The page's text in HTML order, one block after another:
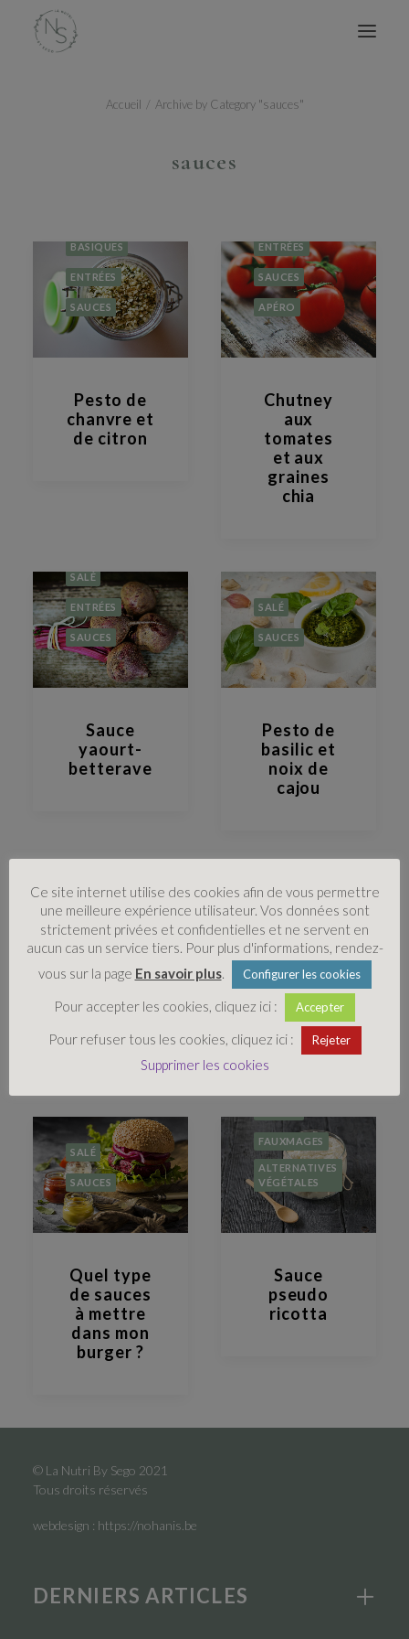
AVIS
À PROPOS
RECHERCHE
Accueil Archive by Category "sauces"
sauces
BASIQUES
ENTRÉES
SAUCES
Pesto de
chanvre et
de citron
ENTRÉES
SAUCES
APÉRO
Chutney
aux
tomates
et aux
graines
chia
SALÉ
ENTRÉES
SAUCES
Sauce
yaourt-
betterave
SALÉ
SAUCES
Pesto de
basilic et
noix de
cajou
SALÉ
SAUCES
Sauce
cheddar
BASIQUES
SAUCES
Vinaigrett
e maison
SALÉ
SAUCES
Quel type
de sauces
à mettre
dans mon
burger ?
FAUXMAGES
ALTERNATIVES
VÉGÉTALES
Sauce
pseudo
ricotta
© La Nutri By Sego 2021
Tous droits réservés
webdesign : https://nohanis.be
DERNIERS ARTICLES
Ce site internet utilise des cookies afin de vous permettre
une meilleure expérience utilisateur. Vos données sont
strictement privées et confidentielles et ne servent en
aucun cas un service tiers. Pour plus d'informations, rendez-
vous sur la page En savoir plus. Configurer les cookies
Pour accepter les cookies, cliquez ici : Accepter
Pour refuser tous les cookies, cliquez ici : Rejeter
Supprimer les cookies